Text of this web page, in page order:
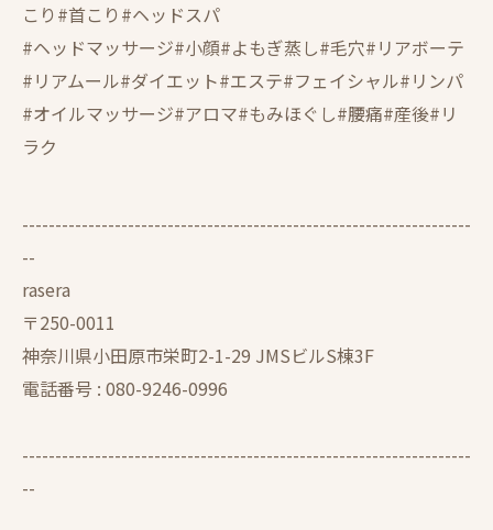
こり#首こり#ヘッドスパ
#ヘッドマッサージ#小顔#よもぎ蒸し#毛穴#リアボーテ
#リアムール#ダイエット#エステ#フェイシャル#リンパ
#オイルマッサージ#アロマ#もみほぐし#腰痛#産後#リ
ラク
--------------------------------------------------------------------
--
rasera
〒250-0011
神奈川県小田原市栄町2-1-29 JMSビルS棟3F
電話番号 : 080-9246-0996
--------------------------------------------------------------------
--